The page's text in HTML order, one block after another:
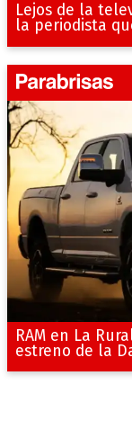
Lejos de la
la periodista
RAM en La
estreno de la